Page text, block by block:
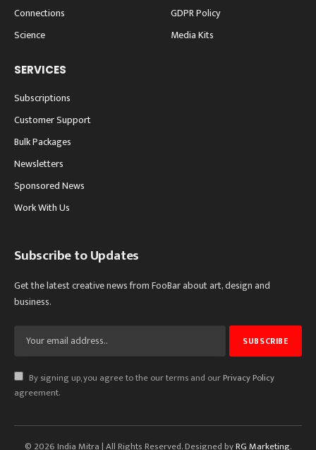
Connections
Science
GDPR Policy
Media Kits
SERVICES
Subscriptions
Customer Support
Bulk Packages
Newsletters
Sponsored News
Work With Us
Subscribe to Updates
Get the latest creative news from FooBar about art, design and
business.
By signing up, you agree to the our terms and ourPrivacy Policy
agreement.
© 2026 India Mitra | All Rights Reserved. Designed byRG Marketing.